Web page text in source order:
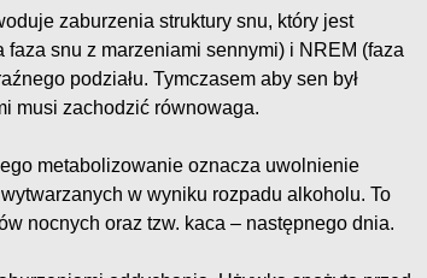
zaburzenia struktury snu, który jest
faza snu z marzeniami sennymi) i NREM (faza
podziału. Tymczasem aby sen był
musi zachodzić równowaga.
metabolizowanie oznacza uwolnienie
w wyniku rozpadu alkoholu. To
nocnych oraz tzw. kaca – następnego dnia.